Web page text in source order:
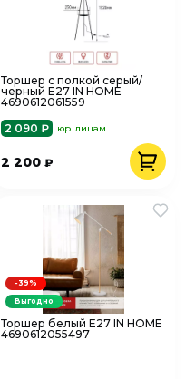
Торшер с полкой серый/
черный Е27 IN HOME
4690612061559
2 090 ₽
юр. лицам
2 200₽
Торшер белый Е27 IN HOME
4690612055497
-39%
Выгодно